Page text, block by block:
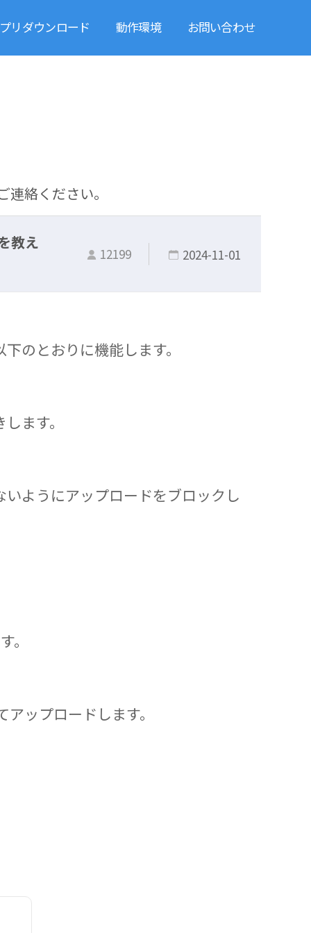
リダウンロード 動作環境 お問い合わせ
絡ください。
教え
12199 2024-11-01
のとおりに機能します。
ます。
ようにアップロードをブロックし
。
ップロードします。